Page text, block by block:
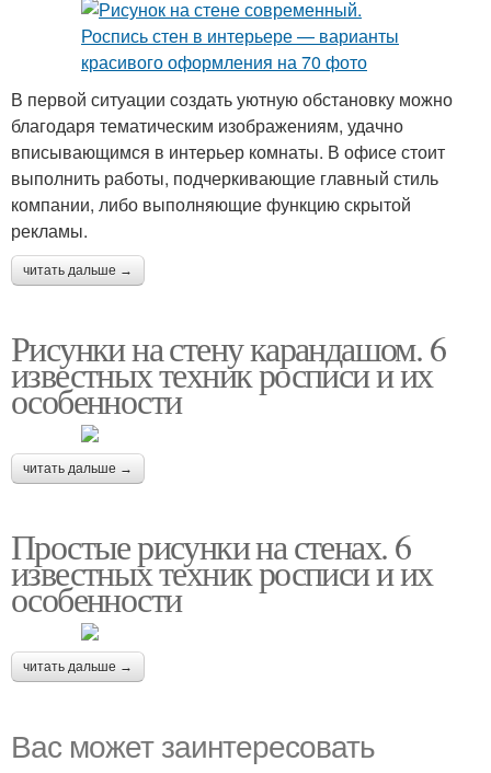
В первой ситуации создать уютную обстановку можно
благодаря тематическим изображениям, удачно
вписывающимся в интерьер комнаты. В офисе стоит
выполнить работы, подчеркивающие главный стиль
компании, либо выполняющие функцию скрытой
рекламы.
читать дальше →
Рисунки на стену карандашом. 6
известных техник росписи и их
особенности
читать дальше →
Простые рисунки на стенах. 6
известных техник росписи и их
особенности
читать дальше →
Вас может заинтересовать